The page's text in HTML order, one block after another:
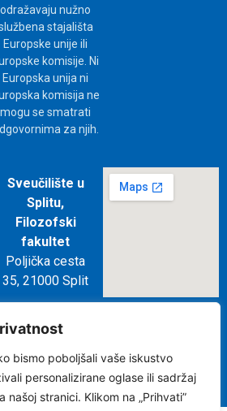
bismo poboljšali vaše iskustvo
personalizirane oglase ili sadržaj
našoj stranici. Klikom na „Prihvati”
odražavaju nužno
stajališta
Europske unije ili
komisije. Ni
Europska unija ni
komisija ne
mogu se smatrati
za njih.
Sveučilište u
Splitu,
Filozofski
fakultet
Poljička cesta
35, 21000 Split
skvo@ffst.hr
Impressum